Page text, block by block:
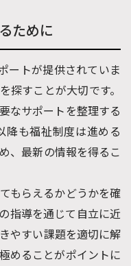
ために
ートが提供されていま
探すことが大切です。
なサポートを整理する
降も福祉制度は進める
、最新の情報を得るこ
もらえるかどうかを確
指導を通じて自立に近
やすい課題を適切に解
めることがポイントに